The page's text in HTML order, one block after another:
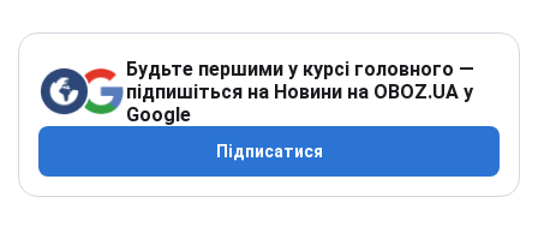
Будьте першими у курсі головного —
підпишіться на Новини на OBOZ.UA у
Google
Підписатися